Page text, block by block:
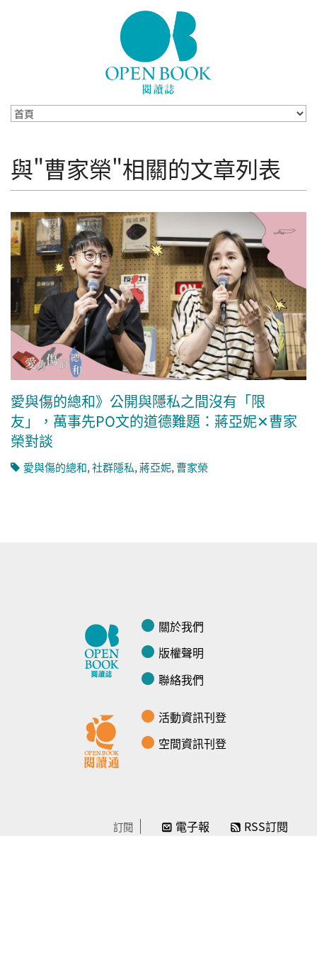
與"曹家榮"相關的文章列表
愛與傷的總和》公開與隱私之間沒有「限
友」，萬事先PO文的道德難題：蔣亞妮✕曹家
榮對談
愛與傷的總和,社群隱私,蔣亞妮,曹家榮
關於我們
版權聲明
聯絡我們
活動資訊刊登
空間資訊刊登
訂閱 電子報 RSS訂閱